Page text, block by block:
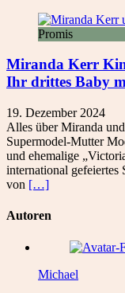
Promis
Miranda Kerr
Ihr drittes Baby
19. Dezember 2024
Alles über Miranda
Supermodel-Mutter
und ehemalige
international gefeiertes
von […]
Autoren
Michael